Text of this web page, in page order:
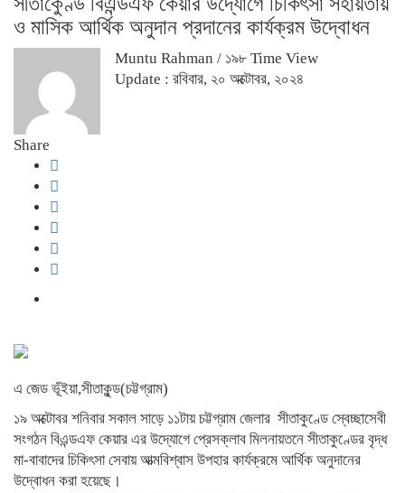
ও মাসিক আর্থিক অনুদান প্রদানের কার্যক্রম উদ্বোধন
Muntu Rahman / ১৯৮ Time View
Update : রবিবার, ২০ অক্টোবর, ২০২৪
Share
এ জেড ভূঁইয়া,সীতাকুন্ড(চট্টগ্রাম)
১৯ অক্টোবর শনিবার সকাল সাড়ে ১১টায় চট্টগ্রাম জেলার সীতাকুণ্ডে স্বেচ্ছাসেবী
সংগঠন বিএন্ডএফ কেয়ার এর উদ্যোগে প্রেসক্লাব মিলনায়তনে সীতাকুণ্ডের বৃদ্ধ
মা-বাবাদের চিকিৎসা সেবায় আত্মবিশ্বাস উপহার কার্যক্রমে আর্থিক অনুদানের
উদ্বোধন করা হয়েছে।